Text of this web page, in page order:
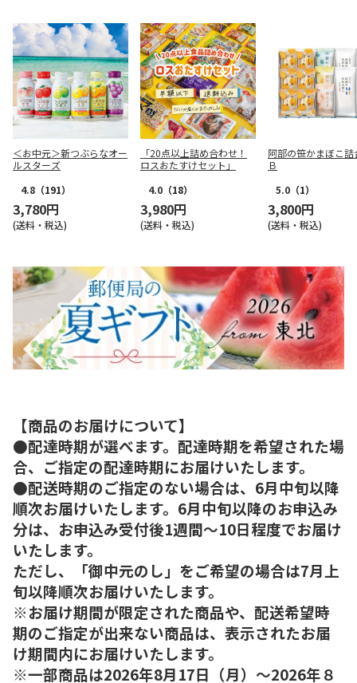
＜お中元＞新つぶらなオー
ルスターズ
4.8 （191）
3,780円
(送料・税込)
「20点以上詰め合わせ！
ロスおたすけセット」
4.0 （18）
3,980円
(送料・税込)
阿部の笹かまぼこ
Ｂ
5.0 （1）
3,800円
(送料・税込)
【商品のお届けについて】
●配達時期が選べます。配達時期を希望された場
合、ご指定の配達時期にお届けいたします。
●配送時期のご指定のない場合は、6月中旬以降
順次お届けいたします。6月中旬以降のお申込み
分は、お申込み受付後1週間～10日程度でお届け
いたします。
ただし、「御中元のし」をご希望の場合は7月上
旬以降順次お届けいたします。
※お届け期間が限定された商品や、配送希望時
期のご指定が出来ない商品は、表示されたお届
け期間内にお届けいたします。
※一部商品は2026年8月17日（月）～2026年８